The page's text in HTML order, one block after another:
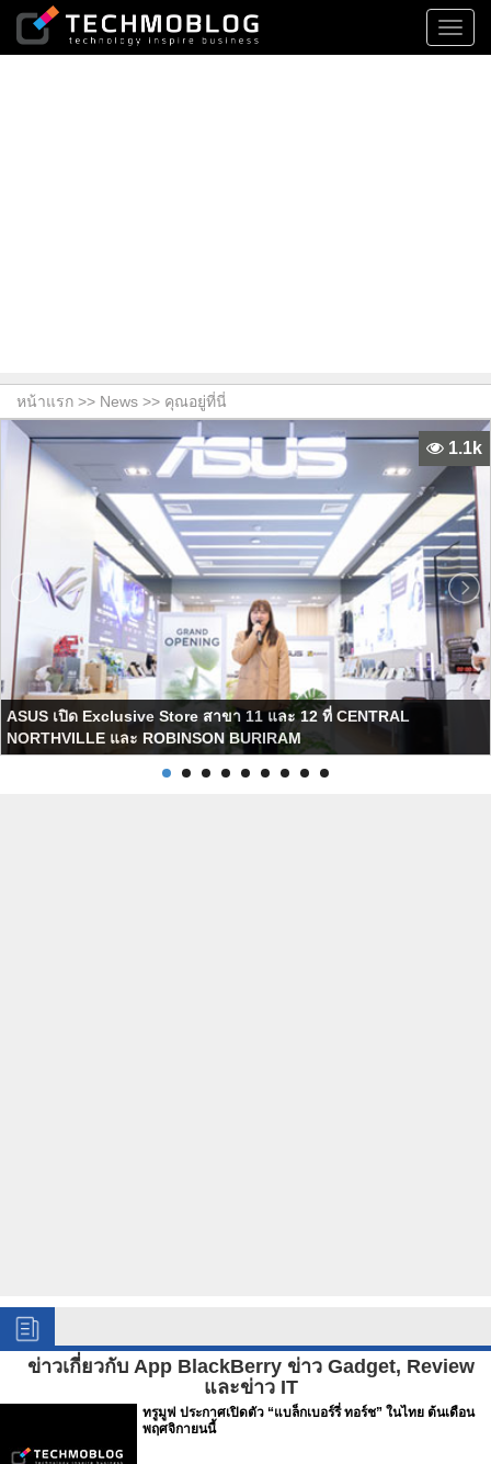
หน้าแรก >> News >> คุณอยู่ที่นี่
ASUS เปิด Exclusive Store สาขา 11 และ 12 ที่ CENTRAL
NORTHVILLE และ ROBINSON BURIRAM
1.1k
ข่าวเกี่ยวกับ App BlackBerry ข่าว Gadget, Review
และข่าว IT
ทรูมูฟ ประกาศเปิดตัว “แบล็กเบอร์รี่ ทอร์ช” ในไทย ต้นเดือน
พฤศจิกายนนี้